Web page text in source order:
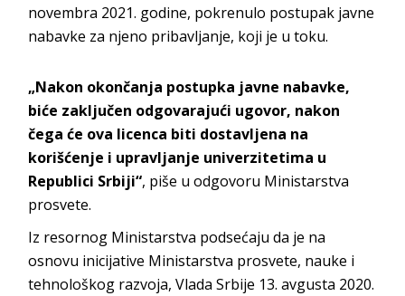
novembra 2021. godine, pokrenulo postupak javne
nabavke za njeno pribavljanje, koji je u toku.
„Nakon okončanja postupka javne nabavke,
biće zaključen odgovarajući ugovor, nakon
čega će ova licenca biti dostavljena na
korišćenje i upravljanje univerzitetima u
Republici Srbiji“, piše u odgovoru Ministarstva
prosvete.
Iz resornog Ministarstva podsećaju da je na
osnovu inicijative Ministarstva prosvete, nauke i
tehnološkog razvoja, Vlada Srbije 13. avgusta 2020.